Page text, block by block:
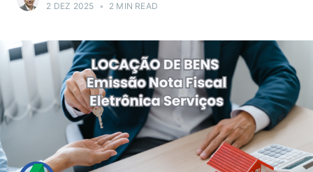
2 DEZ 2025 • 2 MIN READ